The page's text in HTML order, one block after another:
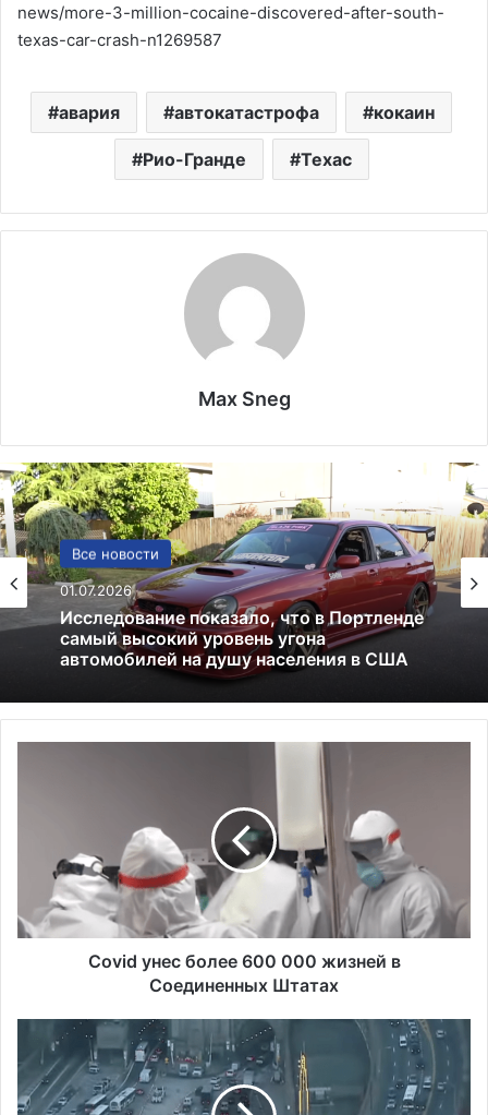
news/more-3-million-cocaine-discovered-after-south-
texas-car-crash-n1269587
авария автокатастрофа кокаин
Рио-Гранде Техас
Max Sneg
Все новости
01.07.2026
Исследование показало, что в Портленде
самый высокий уровень угона
автомобилей на душу населения в США
США
13.06.2025
Америка имеет огромный избыток сыра
е
с
0
Covid унес более 600 000 жизней в
Соединенных Штатах
о